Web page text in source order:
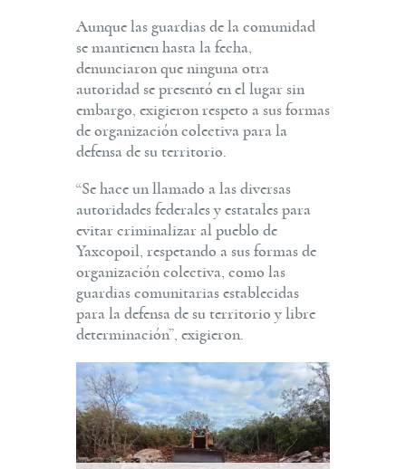
Aunque las guardias de la comunidad
se mantienen hasta la fecha,
denunciaron que ninguna otra
autoridad se presentó en el lugar sin
embargo, exigieron respeto a sus formas
de organización colectiva para la
defensa de su territorio.
“Se hace un llamado a las diversas
autoridades federales y estatales para
evitar criminalizar al pueblo de
Yaxcopoil, respetando a sus formas de
organización colectiva, como las
guardias comunitarias establecidas
para la defensa de su territorio y libre
determinación”, exigieron.